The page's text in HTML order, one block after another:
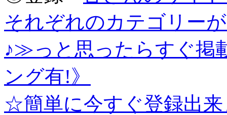
それぞれのカテゴリー
♪≫っと思ったらすぐ掲
ング有!》
☆簡単に今すぐ登録出